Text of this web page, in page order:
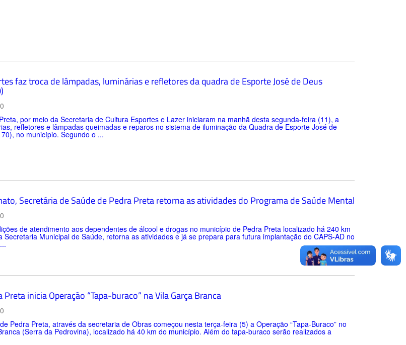
faz troca de lâmpadas, luminárias e refletores da quadra de Esporte José de Deus
por meio da Secretaria de Cultura Esportes e Lazer iniciaram na manhã desta segunda-feira (11), a
refletores e lâmpadas queimadas e reparos no sistema de iluminação da Quadra de Esporte José de
no município. Segundo o ...
Secretária de Saúde de Pedra Preta retorna as atividades do Programa de Saúde Mental
de atendimento aos dependentes de álcool e drogas no município de Pedra Preta localizado há 240 km
Secretaria Municipal de Saúde, retorna as atividades e já se prepara para futura implantação do CAPS-AD no
inicia Operação “Tapa-buraco” na Vila Garça Branca
Pedra Preta, através da secretaria de Obras começou nesta terça-feira (5) a Operação “Tapa-Buraco” no
(Serra da Pedrovina), localizado há 40 km do município. Além do tapa-buraco serão realizados a